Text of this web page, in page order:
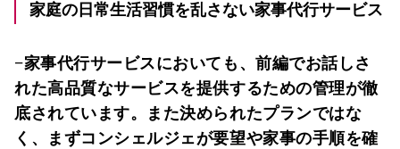
家庭の日常生活習慣を乱さない家事代行サービス
−家事代行サービスにおいても、前編でお話しさ
れた高品質なサービスを提供するための管理が徹
底されています。また決められたプランではな
く、まずコンシェルジェが要望や家事の手順を確